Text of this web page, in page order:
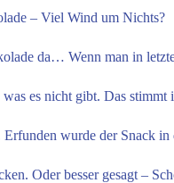
da… Wenn man in
es nicht gibt. Das
wurde der Snack
Oder besser gesagt –